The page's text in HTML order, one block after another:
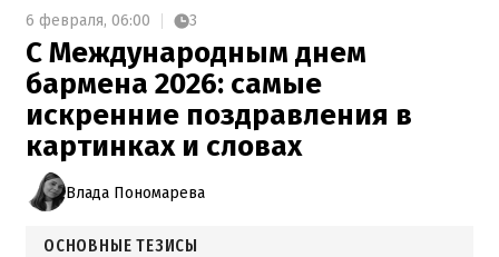
6 февраля, 06:00 3
С Международным днем
бармена 2026: самые
искренние поздравления в
картинках и словах
Влада Пономарева
ОСНОВНЫЕ ТЕЗИСЫ